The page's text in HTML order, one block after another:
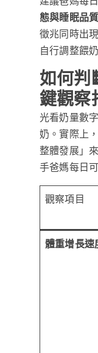
態與睡眠品質
徵兆同時出
自行調整餵
如何判
鍵觀察
光看奶量數
奶。實際上
整體發展」
手爸媽每日
觀察項目
體重增長速